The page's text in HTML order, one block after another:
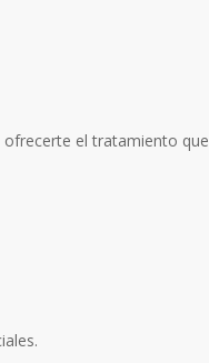
ofrecerte el tratamiento que